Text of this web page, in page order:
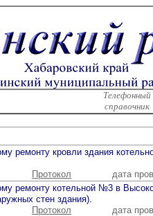
Телефонный
справочник
ремонту кровли здания
Протокол дата
ремонту котельной №3 в
стен здания).
Протокол дата